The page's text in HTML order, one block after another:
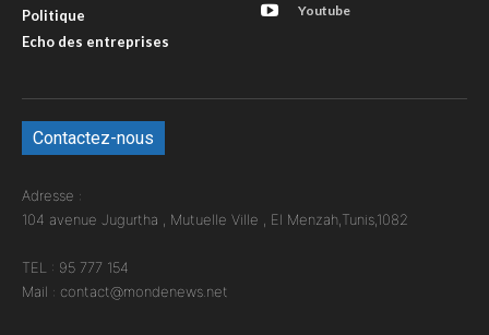
Politique
Echo des entreprises
Youtube
Contactez-nous
Adresse :
104 avenue Jugurtha , Mutuelle Ville , El Menzah,Tunis,1082
TEL : 95 777 154
Mail : contact@mondenews.net